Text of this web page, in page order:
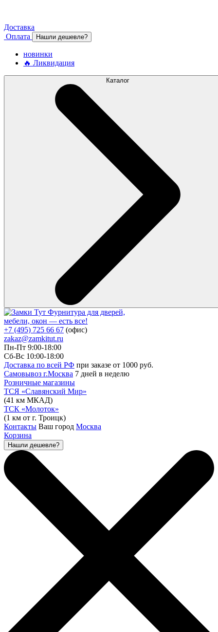
Доставка
Оплата
Нашли дешевле?
новинки
🔥 Ликвидация
Каталог
Фурнитура для дверей,
мебели, окон — есть все!
+7 (495) 725 66 67 (офис)
zakaz@zamkitut.ru
Пн-Пт 9:00-18:00
Сб-Вс 10:00-18:00
Доставка по всей РФ при заказе от 1000 руб.
Самовывоз г.Москва 7 дней в неделю
Розничные магазины
ТСЯ «Славянский Мир»
(41 км МКАД)
ТСК «Молоток»
(1 км от г. Троицк)
Контакты Ваш город Москва
Корзина
Нашли дешевле?